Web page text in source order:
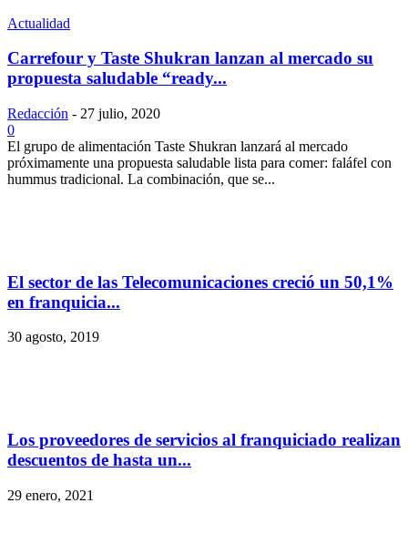
Actualidad
Carrefour y Taste Shukran lanzan al mercado su
propuesta saludable “ready...
Redacción - 27 julio, 2020
0
El grupo de alimentación Taste Shukran lanzará al mercado
próximamente una propuesta saludable lista para comer: faláfel con
hummus tradicional. La combinación, que se...
El sector de las Telecomunicaciones creció un 50,1%
en franquicia...
30 agosto, 2019
Los proveedores de servicios al franquiciado realizan
descuentos de hasta un...
29 enero, 2021